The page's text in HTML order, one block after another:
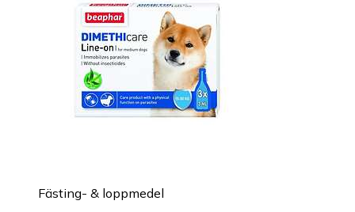
Fästing- & loppmedel